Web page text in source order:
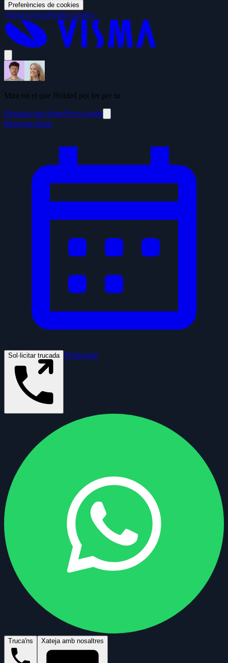
Preferències de cookies
Visma GroupVisma Careers
Mira tot el que Holded pot fer per tu
Demana una demoProva gratis
Reservar demo
Sol·licitar trucada WhatsApp
Truca'ns Xateja amb nosaltres